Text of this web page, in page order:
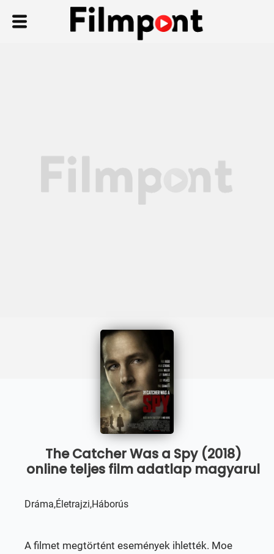
The Catcher Was a Spy (2018)
online teljes film adatlap magyarul
Dráma,Életrajzi,Háborús
A filmet megtörtént események ihlették. Moe